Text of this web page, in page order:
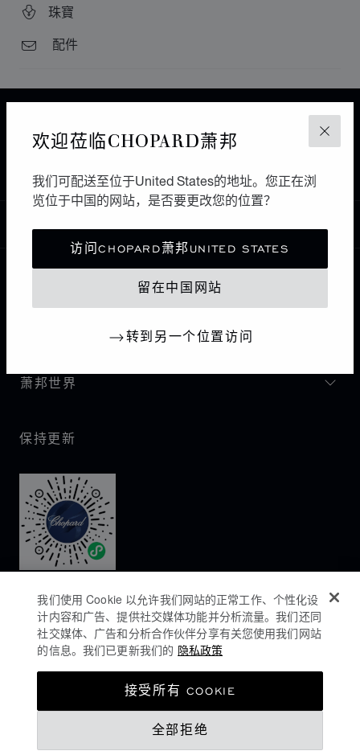
关闭
欢迎莅临CHOPARD萧邦
我们可配送至位于United States的地址。您正在浏
览位于中国的网站，是否要更改您的位置？
访问CHOPARD萧邦UNITED STATES
留在中国网站
转到另一个位置访问
珠寶
配件
南美洲和加勒比海 荷属圣马丁 PHILIPSBURG
本地化（更改国家/地区）
更改国家/地区
萧邦世界
保持更新
COOKIES政策
我们使用 Cookie 以允许我们网站的正常工作、个性化设
计内容和广告、提供社交媒体功能并分析流量。我们还同
社交媒体、广告和分析合作伙伴分享有关您使用我们网站
的信息。我们已更新我们的 隐私政策
全部拒绝
接受所有 COOKIE